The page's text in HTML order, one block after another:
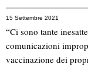
15 Settembre 2021
“Ci sono tante
comunicazioni
vaccinazione dei